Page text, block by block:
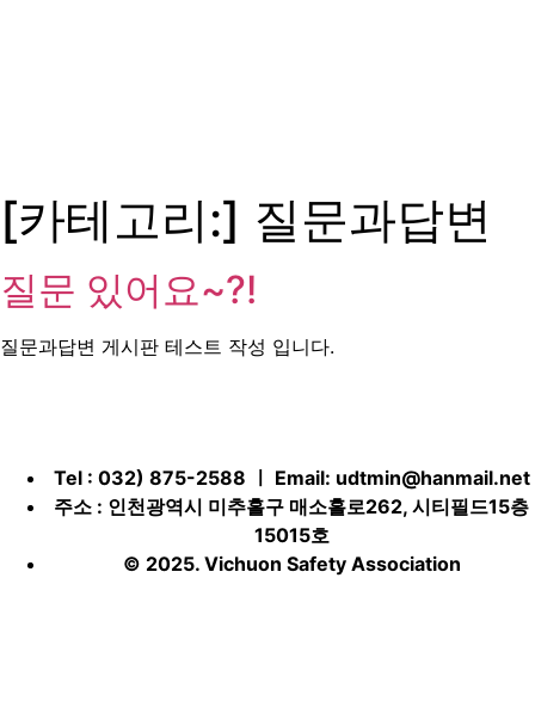
[카테고리:] 질문과답변
질문 있어요~?!
질문과답변 게시판 테스트 작성 입니다.
Tel : 032) 875-2588 ㅣ Email: udtmin@hanmail.net
주소 : 인천광역시 미추홀구 매소홀로262, 시티필드15층
15015호
© 2025. Vichuon Safety Association